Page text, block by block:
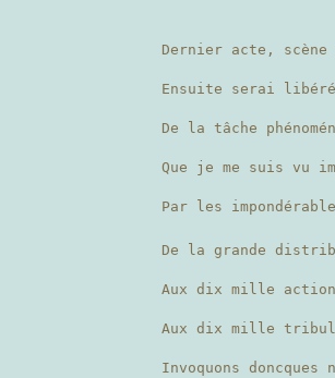
Dernier acte,
Ensuite serai
De la tâche
Que je me suis vu
Par les
De la grande
Aux dix mille
Aux dix mille
Invoquons doncques